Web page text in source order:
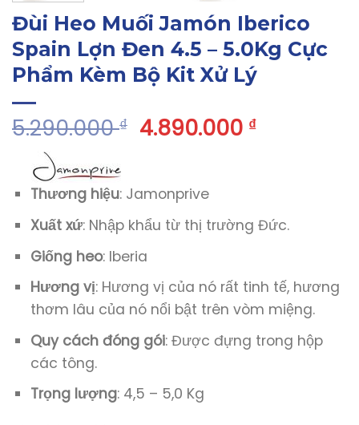
Đùi Heo Muối Jamón Iberico
Spain Lợn Đen 4.5 – 5.0Kg Cực
Phẩm Kèm Bộ Kit Xử Lý
5.290.000₫ 4.890.000 ₫
Thương hiệu: Jamonprive
Xuất xứ: Nhập khẩu từ thị trường Đức.
Giống heo: Iberia
Hương vị: Hương vị của nó rất tinh tế, hương
thơm lâu của nó nổi bật trên vòm miệng.
Quy cách đóng gói: Được đựng trong hộp
các tông.
Trọng lượng: 4,5 – 5,0 Kg